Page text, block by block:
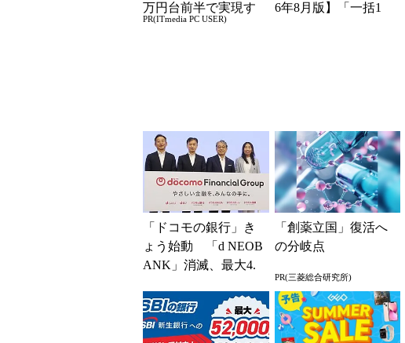
万円台前半で実現す
る快適PCライフ
PR(ITmedia PC USER)
6年8月版】「一括1
「ドコモの銀行」き
ょう始動 「d NEOB
ANK」消滅、最大4.
解説
「創薬立国」復活へ
の分岐点
PR(三菱総合研究所)